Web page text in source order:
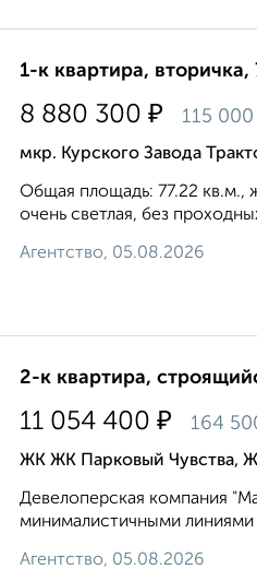
1-к квартира,
8 880 300 ₽ 115 000
мкр. Курского Завода
Общая площадь: 77.22 кв.м.,
очень светлая, без
Агентство, 05.08.2026
2-к квартира,
11 054 400 ₽ 164
ЖК ЖК Парковый Чувства,
Девелоперская компания
минималистичными линиями
Агентство, 05.08.2026